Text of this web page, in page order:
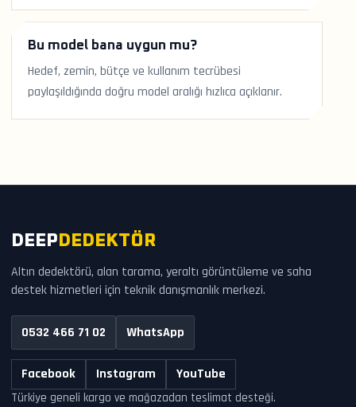
Bu model bana uygun mu?
Hedef, zemin, bütçe ve kullanım tecrübesi
paylaşıldığında doğru model aralığı hızlıca açıklanır.
DEEP DEDEKTÖR
Altın dedektörü, alan tarama, yeraltı görüntüleme ve saha
destek hizmetleri için teknik danışmanlık merkezi.
0532 466 71 02 WhatsApp
Facebook Instagram YouTube
Türkiye geneli kargo ve mağazadan teslimat desteği.